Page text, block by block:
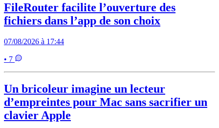
FileRouter facilite l’ouverture des
fichiers dans l’app de son choix
07/08/2026 à 17:44
• 7
Un bricoleur imagine un lecteur
d’empreintes pour Mac sans sacrifier un
clavier Apple